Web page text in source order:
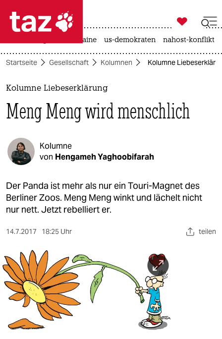
 taz zahl ich
taz zahl ich
themen
politik
öko
gesellschaft
kultur
sport
wahrheit
verlag
verlag
veranstaltungen

taz zahl ich
krieg in der ukraine us-demokraten nahost-konflikt
Startseite Gesellschaft Kolumnen Kolumne
Kolumne Liebeserklärung
Meng Meng wird menschlich
Kolumne
von Hengameh Yaghoobifarah
Der Panda ist mehr als nur ein Touri-Magnet des
Berliner Zoos. Meng Meng winkt und lächelt nicht
nur nett. Jetzt rebelliert er.
14.7.2017 18:25 Uhr teilen